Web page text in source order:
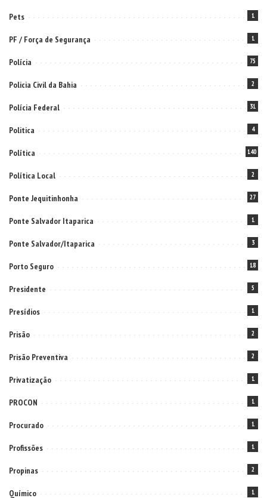
Pets 1
PF / Força de Segurança 1
Polícia 75
Policia Civil da Bahia 2
Polícia Federal 31
Politica 4
Política 140
Política Local 2
Ponte Jequitinhonha 27
Ponte Salvador Itaparica 1
Ponte Salvador/Itaparica 3
Porto Seguro 18
Presidente 5
Presídios 1
Prisão 2
Prisão Preventiva 2
Privatização 1
PROCON 1
Procurado 1
Profissões 1
Propinas 2
Químico 1